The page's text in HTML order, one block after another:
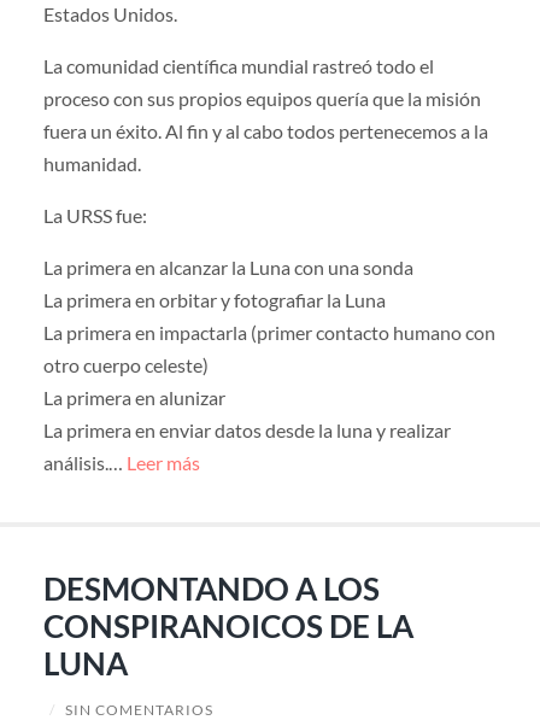
Estados Unidos.
La comunidad científica mundial rastreó todo el
proceso con sus propios equipos quería que la misión
fuera un éxito. Al fin y al cabo todos pertenecemos a la
humanidad.
La URSS fue:
La primera en alcanzar la Luna con una sonda
La primera en orbitar y fotografiar la Luna
La primera en impactarla (primer contacto humano con
otro cuerpo celeste)
La primera en alunizar
La primera en enviar datos desde la luna y realizar
análisis.… Leer más
DESMONTANDO A LOS
CONSPIRANOICOS DE LA
LUNA
/ SIN COMENTARIOS